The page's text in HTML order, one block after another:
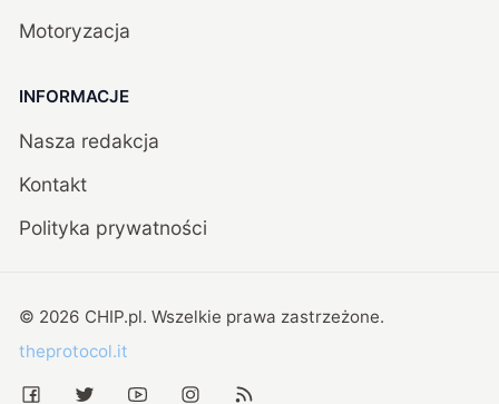
Motoryzacja
INFORMACJE
Nasza redakcja
Kontakt
Polityka prywatności
© 2026 CHIP.pl. Wszelkie prawa zastrzeżone.
theprotocol.it